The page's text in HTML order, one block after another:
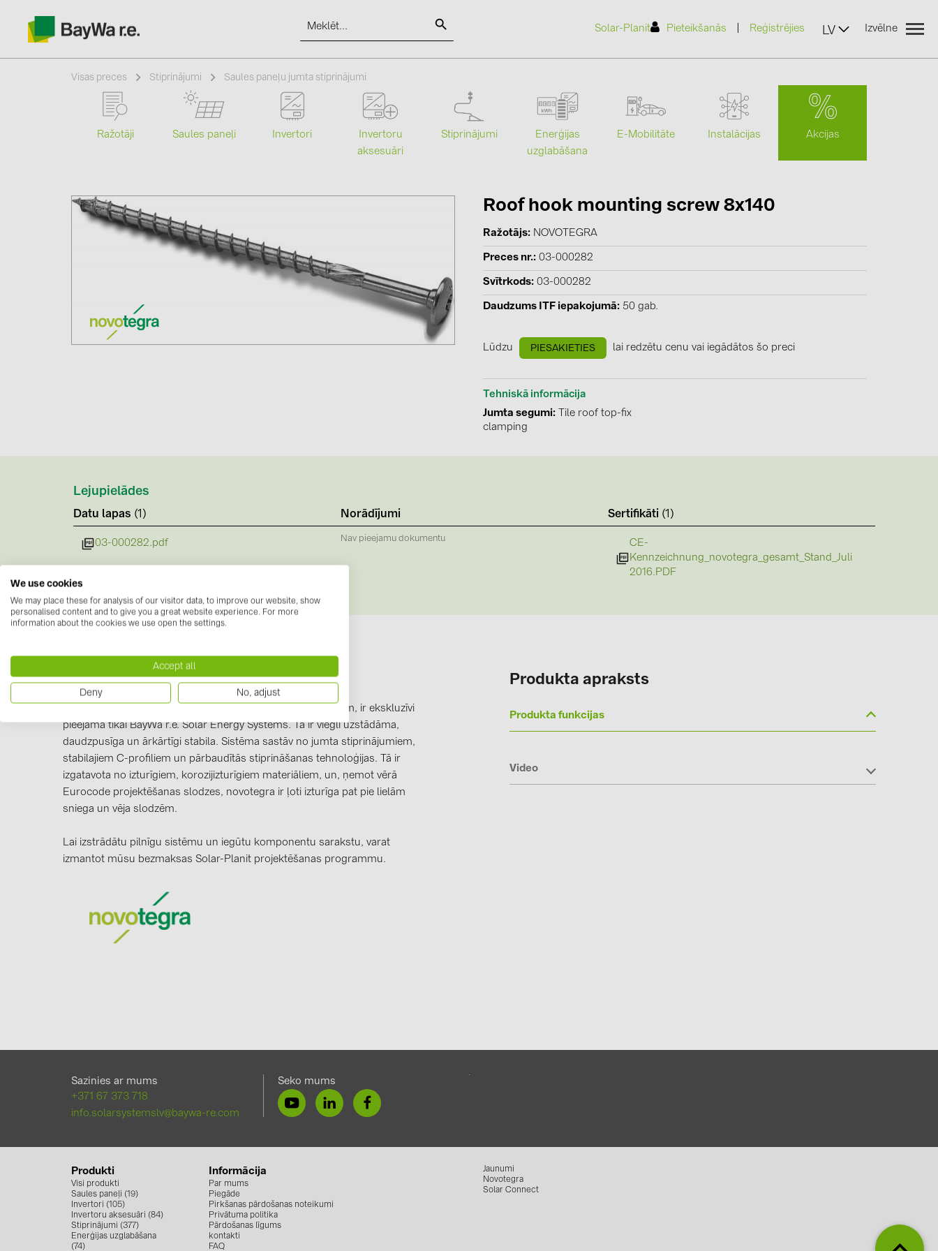
Solar-Planit Pieteikšanās Reģistrējies LV Izvēlne
SOLAR-PLANIT
Produkti
Jaunumi
Katalogi
Kategorijas
Saules paneļi (19)
Instalācijas (87)
Ražotāji
ABB (21)
BAKS (51)
BUDMAT (6)
EVOPIPES (7)
FRONIUS (42)
GROMTOR (32)
HUAWEI (51)
JINKO (1)
LEADER (6)
PRYSMIAN DRAKA (18)
PYLONTECH (19)
QILOWATT (3)
Stäubli (2)
TIGO (4)
WHES (5)
Visas preces Stiprinājumi Saules paneļu jumta stiprinājumi
Ražotāji Saules paneļi Invertori
Invertoru
aksesuāri
Stiprinājumi
Enerģijas
uzglabāšana
E-Mobilitāte Instalācijas Akcijas
Roof hook mounting screw 8x140
Ražotājs NOVOTEGRA
Preces nr. 03-000282
Svītrkods 03-000282
Daudzums ITF iepakojumā 50 gab.
Lūdzu PIESAKIETIES lai redzētu cenu vai iegādātos šo preci
Tehniskā informācija
Jumta segumi
Tile roof top-fix
clamping
Lejupielādes
Datu lapas (1)
03-000282.pdf
Norādījumi
Nav pieejamu dokumentu
Sertifikāti (1)
CE-
Kennzeichnung_novotegra_gesamt_Stand_Juli
2016.PDF
Informācija par ražotāju
Mūsu novotegra montāžas sistēma, ar tās izcilajām īpašībām, ir ekskluzīvi
pieejama tikai BayWa r.e. Solar Energy Systems. Tā ir viegli uzstādāma,
daudzpusīga un ārkārtīgi stabila. Sistēma sastāv no jumta stiprinājumiem,
stabilajiem C-profiliem un pārbaudītās stiprināšanas tehnoloģijas. Tā ir
izgatavota no izturīgiem, korozijizturīgiem materiāliem, un, ņemot vērā
Eurocode projektēšanas slodzes, novotegra ir ļoti izturīga pat pie lielām
sniega un vēja slodzēm.
Lai izstrādātu pilnīgu sistēmu un iegūtu komponentu sarakstu, varat
izmantot mūsu bezmaksas Solar-Planit projektēšanas programmu.
Produkta apraksts
Produkta funkcijas
Video
Sazinies ar mums
+371 67 373 718
info.solarsystemslv@baywa-re.com
Seko mums
Produkti
Visi produkti
Saules paneļi (19)
Invertori (105)
Invertoru aksesuāri (84)
Stiprinājumi (377)
Enerģijas uzglabāšana
(74)
Informācija
Par mums
Piegāde
Pirkšanas pārdošanas noteikumi
Privātuma politika
Pārdošanas līgums
kontakti
FAQ
Jaunumi
Novotegra
Solar Connect
We use cookies
We may place these for analysis of our visitor data, to improve our website, show
personalised content and to give you a great website experience. For more
information about the cookies we use open the settings.
Accept all
Deny No, adjust